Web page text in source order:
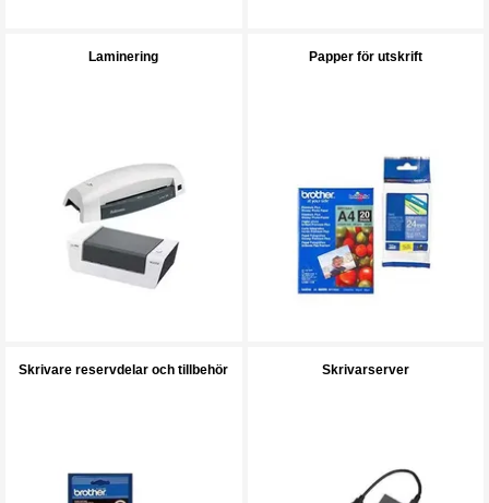
Laminering Papper för utskrift
Skrivare reservdelar och tillbehör Skrivarserver